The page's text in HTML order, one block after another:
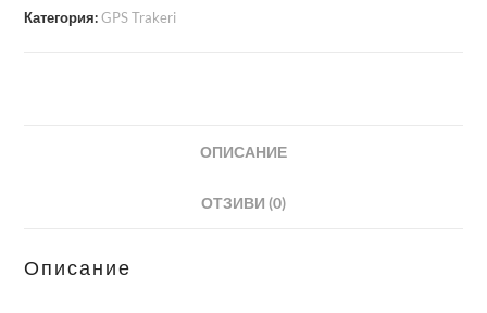
Категория:GPS Trakeri
ОПИСАНИЕ
ОТЗИВИ (0)
Описание